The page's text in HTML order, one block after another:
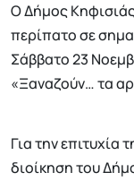
Ο Δήμος
περίπατο σε
Σάββατο 23
«Ξαναζούν… τα
Για την επιτυχία
διοίκηση του